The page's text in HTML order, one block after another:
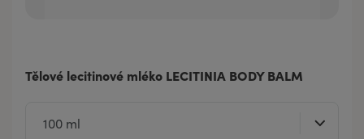
Tělové lecitinové mléko LECITINIA BODY BALM